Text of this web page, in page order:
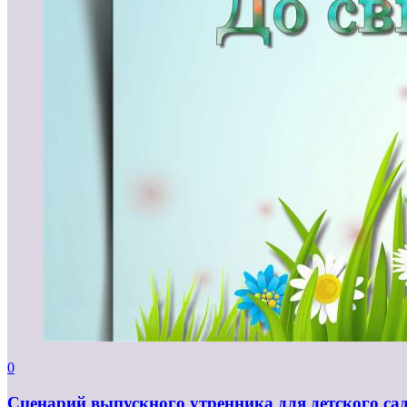
0
Сценарий выпускного утренника для детского